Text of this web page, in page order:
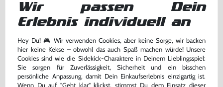
sehr guter Zustand, gebraucht
-20% bisher 10,99 €
8,79 €
Warenkorb
gebraucht
22,99 €
Warenkorb
Wir passen Dein
Erlebnis individuell an
Hey Du! 🎮 Wir verwenden Cookies, aber keine Sorge, wir backen
hier keine Kekse – obwohl das auch Spaß machen würde! Unsere
Cookies sind wie die Sidekick-Charaktere in Deinem Lieblingsspiel:
Sie sorgen für Zuverlässigkeit, Sicherheit und ein bisschen
persönliche Anpassung, damit Dein Einkaufserlebnis einzigartig ist.
Wenn Du auf "Geht klar" klickst, stimmst Du dem Einsatz dieser